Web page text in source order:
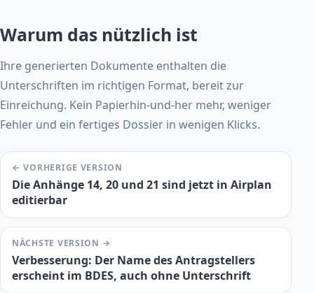
Warum das nützlich ist
Ihre generierten Dokumente enthalten die
Unterschriften im richtigen Format, bereit zur
Einreichung. Kein Papierhin-und-her mehr, weniger
Fehler und ein fertiges Dossier in wenigen Klicks.
← VORHERIGE VERSION
Die Anhänge 14, 20 und 21 sind jetzt in Airplan
editierbar
NÄCHSTE VERSION →
Verbesserung: Der Name des Antragstellers
erscheint im BDES, auch ohne Unterschrift